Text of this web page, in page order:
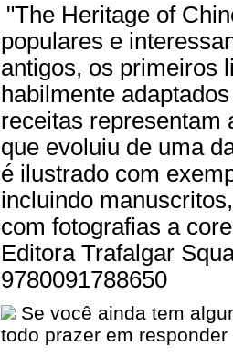
"The Heritage of
populares e
antigos, os primeiros
habilmente
receitas representam
que evoluiu de uma
é ilustrado com
incluindo
com fotografias a
Editora Trafalgar
9780091788650
Se você ainda tem
todo prazer em responder